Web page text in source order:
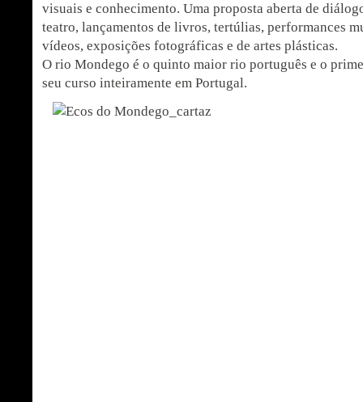
visuais e conhecimento. Uma proposta aberta de
teatro, lançamentos de livros, tertúlias, performances
vídeos, exposições fotográficas e de artes plásticas.
O rio Mondego é o quinto maior rio português e o
seu curso inteiramente em Portugal.